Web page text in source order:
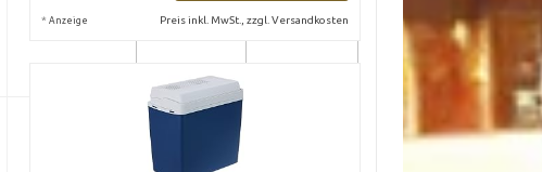
im Wohnmobil,
* Anzeige Preis inkl. MwSt., zzgl. Versandkosten